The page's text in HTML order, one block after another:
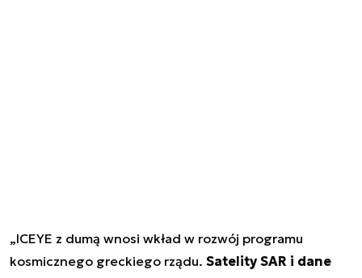
„ICEYE z dumą wnosi wkład w rozwój programu
kosmicznego greckiego rządu. Satelity SAR i dane